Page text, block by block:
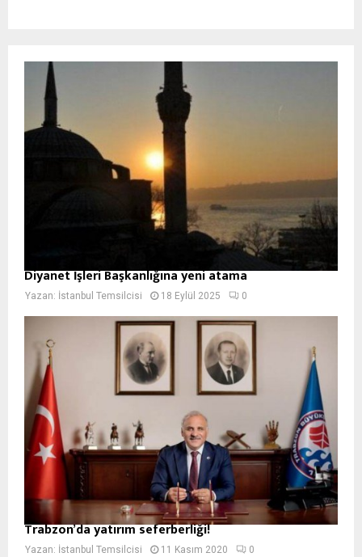
Diyanet İşleri Başkanlığına yeni atama
Yazan: İstanbul Temsilcisi 18 Eylül 2025 0
Trabzon’da yatırım seferberliği!
Yazan: İstanbul Temsilcisi 11 Kasım 2020 0